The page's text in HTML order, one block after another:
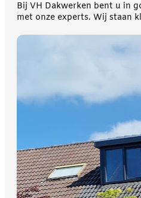
Bij VH Dakwerken bent u in
met onze experts. Wij staan